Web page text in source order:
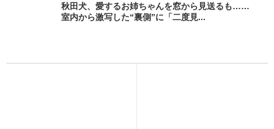
秋田犬、愛するお姉ちゃんを窓から見送るも……
室内から激写した“裏側”に「二度見...